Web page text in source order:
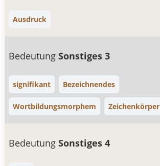
Ausdruck
BedeutungSonstiges 3
signifikant Bezeichnendes
Wortbildungsmorphem Zeichenkörper
BedeutungSonstiges 4